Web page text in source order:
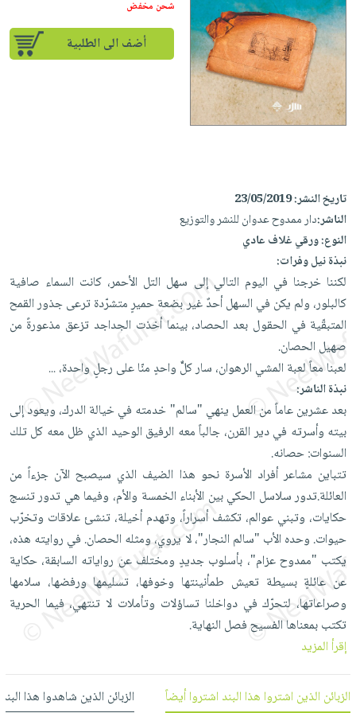
إختياراتنا
كتب
أكاديمية
صندوق
القراءة
iKitab
بلا
حدود
أسئلة
يتكرر
على
Android
تحميل
iKitab
على
Apple
أسئلة
يتكرر
طرحها
تحميل
masmu3
على
masmu3
على
Apple
المواضيع
الأكثر
مبيعاً
إختياراتنا
وسائل
جوائز
تعليمية
الصحة
والعناية
الشخصية
جديد
العناية
الشخصية
العناية
وتصفيف
الشعر
العناية
بالجسم
العناية
بالأسنان
الحمية
والتغذية
والسفرة
جديد
الكل
أواني
الطهي
أدوات
الخبز
أدوات
الأوعية
والتخزين
أدوات
المطبخ
متجر
الهدايا
أقسام
الأكثر
مبيعاً
العودة
للمدارس
اكسسوارات
كتب
اكسسوارات
منزلية
اكسسوارات
ملابس
مطرزات
حقائب
حلي
عناية
بالذات
شحن
مجاني
بنود
مختارة
اشتراكات
كل
الاشتراكات
صندوق
القراءة
iKitab
بلا
حدود
بحث
متقدم
نيل
وفرات
عن
الشركة
سياسة
الشركة
حسابك
لائحة
الأمنيات
شحن مخفض
أضف الى الطلبية
تاريخ النشر:23/05/2019
الناشر:دار ممدوح عدوان للنشر والتوزيع
النوع:ورقي غلاف عادي
نبذة نيل وفرات:
لكننا خرجنا في اليوم التالي إلى سهل التل الأحمر، كانت السماء صافية
كالبلور، ولم يكن في السهل أحدٌ غير بضعة حميرٍ متشرّدة ترعى جذور القمح
المتبقّية في الحقول بعد الحصاد، بينما أخذت الجداجد تزعق مذعورةً من
صهيل الحصان.
لعبنا معاً لعبة المشي الرهوان، سار كلٌّ واحدٍ منّا على رجلٍ واحدة،...
نبذة الناشر:
بعد عشرين عاماً من العمل ينهي "سالم" خدمته في خيالة الدرك، ويعود إلى
بيته وأسرته في دير القرن، جالباً معه الرفيق الوحيد الذي ظل معه كل تلك
السنوات: حصانه.
تتباين مشاعر أفراد الأسرة نحو هذا الضيف الذي سيصبح الآن جزءاً من
العائلة.تدور سلاسل الحكي بين الأبناء الخمسة والأم، وفيما هي تدور تنسج
حكايات، وتبني عوالم، تكشف أسراراً، وتهدم أخيلة، تنشئ علاقات وتخرّب
حيوات. وحده الأب "سالم النجار"، لا يروي، ومثله الحصان. في روايته هذه،
يكتب "ممدوح عزام"، بأسلوب جديدٍ ومختلف عن رواياته السابقة، حكاية
عن عائلةٍ بسيطة تعيش طمأنينتها وخوفها، تسليمها ورفضها، سلامها
وصراعاتها، لتحرّك في دواخلنا تساؤلات وتأملات لا تنتهي، فيما الحرية
تكتب بمعناها الفسيح فصل النهاية.
إقرأ المزيد
الزبائن الذين اشتروا هذا البند اشتروا أيضاً الزبائن الذين شاهدوا هذا